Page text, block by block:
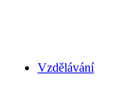
Vzdělávání